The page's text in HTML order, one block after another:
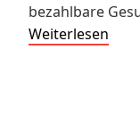
bezahlbare
Weiterlesen